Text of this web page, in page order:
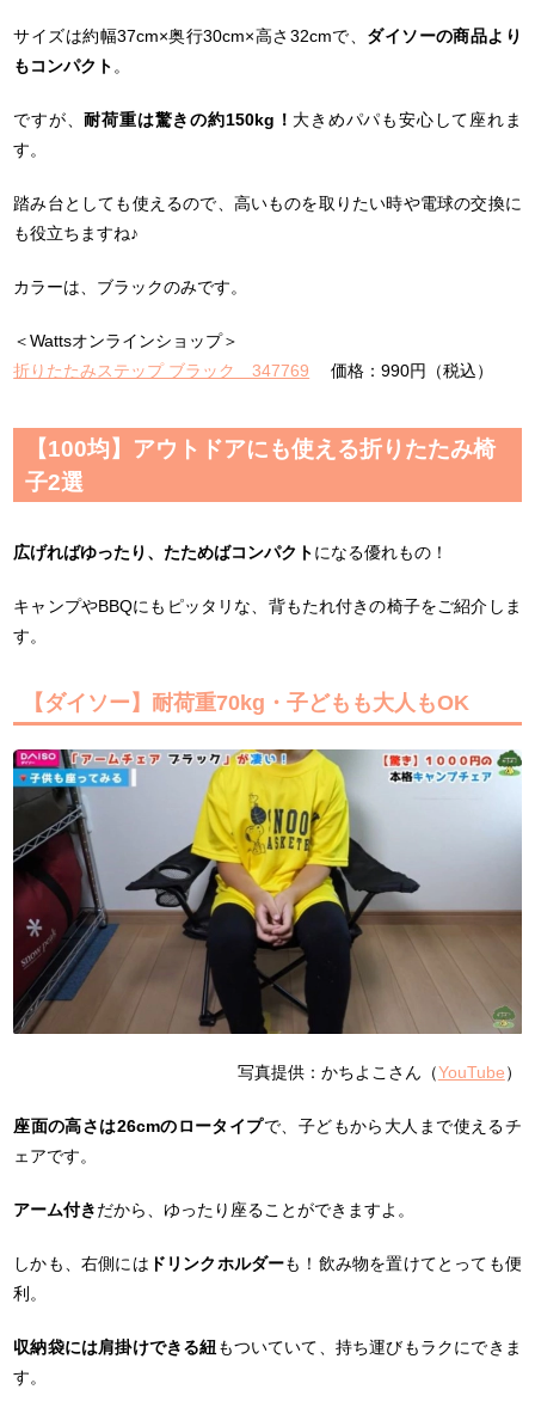
サイズは約幅37cm×奥行30cm×高さ32cmで、 ダイソーの商品より
もコンパクト 。
ですが、耐荷重は驚きの約150kg！ 大きめパパも安心して座れま
す。
踏み台としても使えるので、高いものを取りたい時や電球の交換に
も役立ちますね♪
カラーは、ブラックのみです。
＜Wattsオンラインショップ＞
折りたたみステップ ブラック 347769 価格：990円（税込）
【100均】アウトドアにも使える折りたたみ椅
子2選
広げればゆったり、たためばコンパクトになる優れもの！
キャンプやBBQにもピッタリな、背もたれ付きの椅子をご紹介しま
す。
【ダイソー】耐荷重70kg・子どもも大人もOK
写真提供：かちよこさん（YouTube）
座面の高さは26cmのロータイプで、子どもから大人まで使えるチ
ェアです。
アーム付きだから、ゆったり座ることができますよ。
しかも、右側には ドリンクホルダーも！飲み物を置けてとっても便
利。
収納袋には肩掛けできる紐もついていて、持ち運びもラクにできま
す。